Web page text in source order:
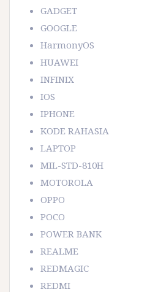
GADGET
GOOGLE
HarmonyOS
HUAWEI
INFINIX
IOS
IPHONE
KODE RAHASIA
LAPTOP
MIL-STD-810H
MOTOROLA
OPPO
POCO
POWER BANK
REALME
REDMAGIC
REDMI